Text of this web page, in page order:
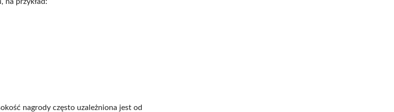
nagrody często uzależniona jest od